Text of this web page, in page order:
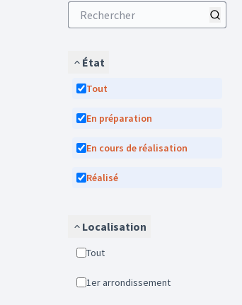
État
Tout
En préparation
En cours de réalisation
Réalisé
Localisation
Tout
1er arrondissement